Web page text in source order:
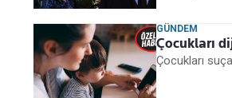
GÜNDEM
Çocukları
Çocukları